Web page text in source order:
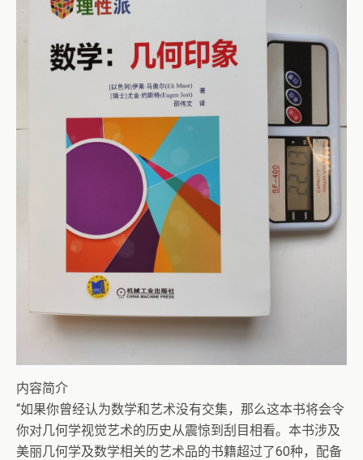
内容简介
“如果你曾经认为数学和艺术没有交集，那么这本书将会令
你对几何学视觉艺术的历史从震惊到刮目相看。本书涉及
美丽几何学及数学相关的艺术品的书籍超过了60种，配备